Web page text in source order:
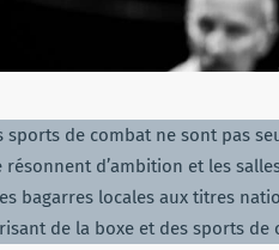
sports de combat ne sont pas
résonnent d’ambition et les
bagarres locales aux titres
de la boxe et des sports de